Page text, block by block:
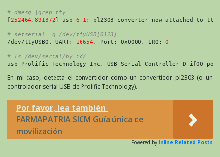
# dmesg |grep tty
[252464.891372] usb 6 - 1 : pl2303 converter now attached to
# setserial -g /dev/ttyUSB[0123]
/dev/ttyUSB0, UART: 16654 , Port: 0x0000, IRQ: 0
# ls /dev/serial/by-id/
usb-Prolific_Technology_Inc._USB-Serial_Controller_D-if00-
En mi caso, detecta el convertidor como un convertidor pl2303 (o un
controlador serial USB de Prolific Technology).
Por favor, lea también
FARMAPATRIA SICM Guía única de
movilización
Powered by Inline Related Posts